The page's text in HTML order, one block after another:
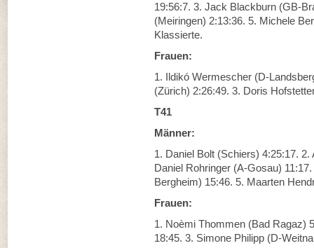
19:56:7. 3. Jack Blackburn (GB-
(Meiringen) 2:13:36. 5. Michele
Klassierte.
Frauen:
1. Ildikó Wermescher (D-
(Zürich) 2:26:49. 3. Doris
T41
Männer:
1. Daniel Bolt (Schiers) 4:25:17.
Daniel Rohringer (A-Gosau)
Bergheim) 15:46. 5. Maarten
Frauen:
1. Noèmi Thommen (Bad Ragaz)
18:45. 3. Simone Philipp (D-